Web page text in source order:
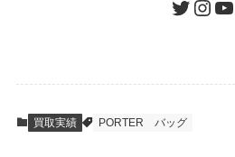
査定結果のご承
ツイッターインスタグラムユーチューブ
買取実績 PORTER バッグ